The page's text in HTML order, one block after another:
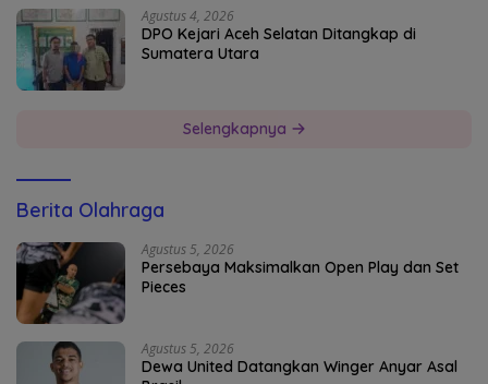
Agustus 4, 2026
DPO Kejari Aceh Selatan Ditangkap di
Sumatera Utara
Selengkapnya
Berita Olahraga
Agustus 5, 2026
Persebaya Maksimalkan Open Play dan Set
Pieces
Agustus 5, 2026
Dewa United Datangkan Winger Anyar Asal